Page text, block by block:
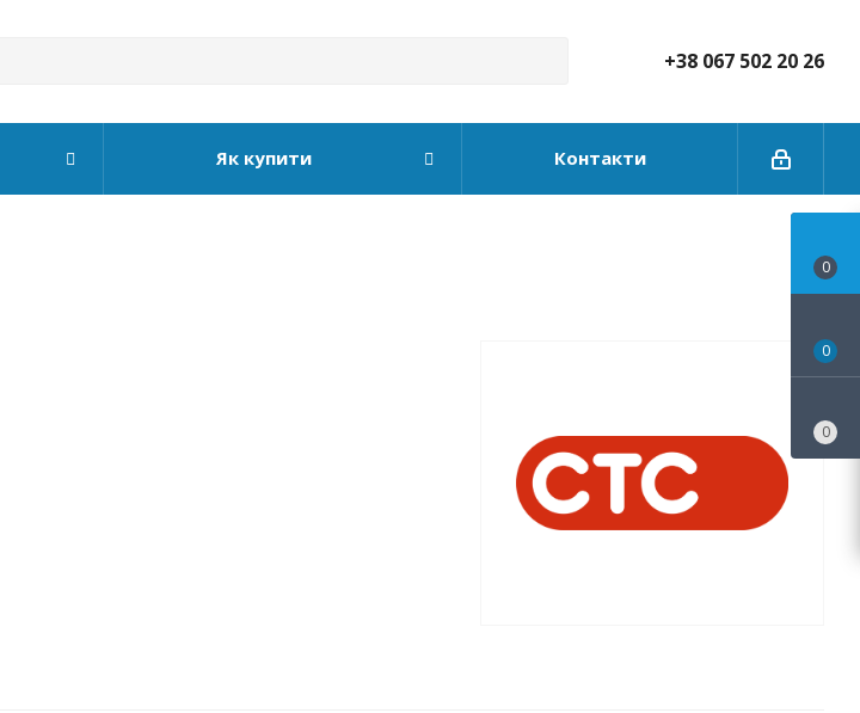
+38 067 502 20 26
Як купити Контакти
0
0
0